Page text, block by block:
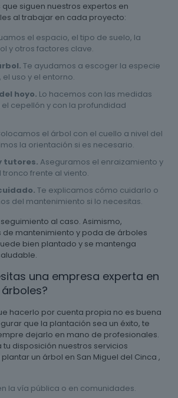
que siguen nuestros expertos en
al trabajar en cada proyecto:
el espacio, el tipo de suelo, la
y otros factores clave.
Te ayudamos a escoger la especie
uso y el entorno.
hoyo. Lo hacemos con las medidas
cepellón y con la profundidad
el árbol con el cuello a nivel del
la orientación si es necesario.
tutores. Aseguramos el enraizamiento y
frente al viento.
Te explicamos cómo cuidarlo o
del mantenimiento si lo necesitas.
al caso. Asimismo,
mantenimiento y poda de árboles
bien plantado y se mantenga
una empresa experta en
hacerlo por cuenta propia no es buena
que la plantación sea un éxito, te
dejarlo en mano de profesionales.
disposición nuestros servicios
un árbol en San Miguel del Cinca ,
la vía pública o en comunidades.